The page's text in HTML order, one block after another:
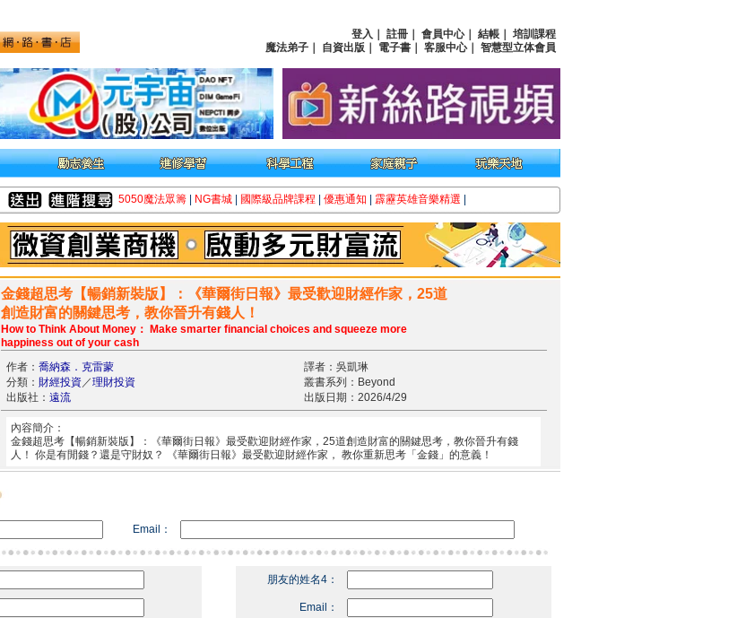
登入 註冊 會員中心｜ 結帳
培訓課程
魔法弟子
自資出版 電子書 客服中心｜ 智慧型立体會員
5050魔法眾籌 NG書城 國際級品牌課程 優惠通知 霹靂英雄音樂精選
金錢超思考【暢銷新裝版】：《華爾街日報》最受歡迎財經作家，25道
創造財富的關鍵思考，教你晉升有錢人！
How to Think About Money： Make smarter financial choices and squeeze more
happiness out of your cash
作者： 喬納森．克雷蒙
譯者：吳凱琳
分類： 財經投資／理財投資
叢書系列：Beyond
出版社： 遠流 出版日期：2026/4/29
內容簡介：
金錢超思考【暢銷新裝版】：《華爾街日報》最受歡迎財經作家，25道創造財富的關鍵思考，教你晉升有錢
人！ 你是有閒錢？還是守財奴？ 《華爾街日報》最受歡迎財經作家， 教你重新思考「金錢」的意義！
Email：
朋友的姓名4：
Email：